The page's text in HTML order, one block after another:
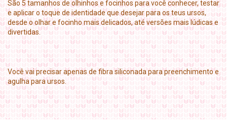
São 5 tamanhos de olhinhos e focinhos para você conhecer, testar
e aplicar o toque de identidade que desejar para os teus ursos,
desde o olhar e focinho mais delicados, até versões mais lúdicas e
divertidas.
Você vai precisar apenas de fibra siliconada para preenchimento e
agulha para ursos.